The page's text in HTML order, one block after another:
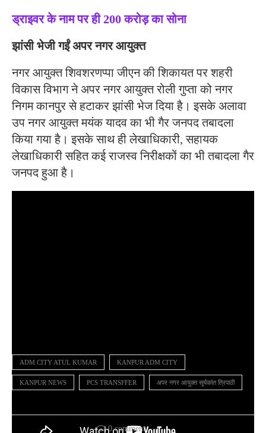
ड्राइवर के नाम पर ही 200 करोड़ का सोना
झांसी भेजी गईं अपर नगर आयुक्त
नगर आयुक्त शिवशरणप्पा जीएन की शिकायत पर शहरी
विकास विभाग ने अपर नगर आयुक्त रोली गुप्ता को नगर
निगम कानपुर से हटाकर झांसी भेज दिया है। इसके अलावा
उप नगर आयुक्त मयंक यादव का भी गैर जनपद तबादला
किया गया है। इसके साथ ही लेखाधिकारी, सहायक
लेखाधिकारी सहित कई राजस्व निरीक्षकों का भी तबादला गैर
जनपद हुआ है।
ADM CITY ATUL KUMAR KANPUR ADM CITY
KANPUR NEWS PCS TRANSFFER अपर नगर आयुक्त सूर्यकांत त्रिपाठी
0 comment